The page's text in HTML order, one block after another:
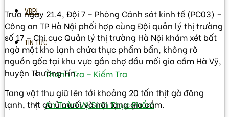
VBPL
TIN TỨC
Thanh Tra – Kiếm Tra
An Toàn Vệ Sinh Thực Phẩm
Trưa ngày 21.4, Đội 7 – Phòng Cảnh sát kinh tế (PC03) –
Công an TP Hà Nội phối hợp cùng Đội quản lý thị trường
số 17 – Chi cục Quản lý thị trường Hà Nội khám xét bất
ngờ một kho lạnh chứa thực phẩm bẩn, không rõ
nguồn gốc tại khu vực gần chợ đầu mối gia cầm Hà Vỹ,
huyện Thường Tín.
Tang vật thu giữ lên tới khoảng 20 tấn thịt gà đông
lạnh, thịt gà ủ muối và nội tạng gia cầm.